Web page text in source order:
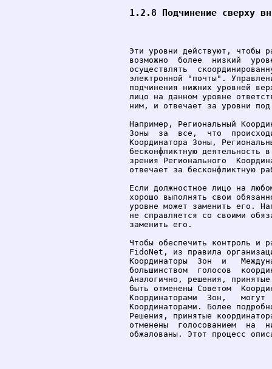
1.2.8 Подчинение сверху
Эти уровни действуют, чтобы
возможно  более  низкий
осуществлять
электронной "почты".
подчинения нижних уровней
лицо на данном уровне
ним, и отвечает за уровни
Например, Региональный
Зоны  за  все,  что
Координатора Зоны,
бесконфликтную
зрения Регионального
отвечает за бесконфликтную
Если должностное лицо на
хорошо выполнять свои
уровне может заменить его.
не справляется со своими
заменить его.
Чтобы обеспечить контроль и
FidoNet, из правила
Координаторы  Зон  и
большинством  голосов
Аналогично, решения,
быть отменены Советом
Координаторами  Зон,
Координаторами. Более
Решения, принятые
отменены  голосованием  на
обжалованы. Этот процесс